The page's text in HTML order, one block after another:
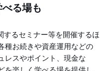
る場も
するセミナー等を開催するほ
種お続きや資産運用などの
レスやポイント、現金な